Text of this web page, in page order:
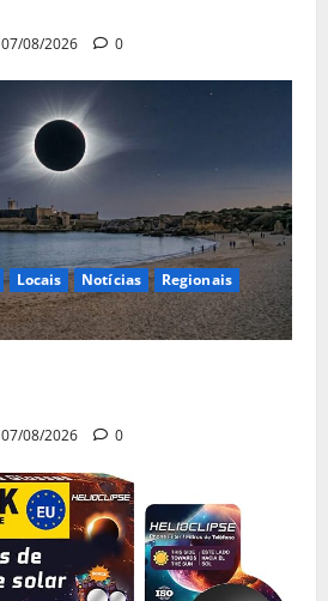
07/08/2026 0
Locais Notícias
Regionais
07/08/2026 0